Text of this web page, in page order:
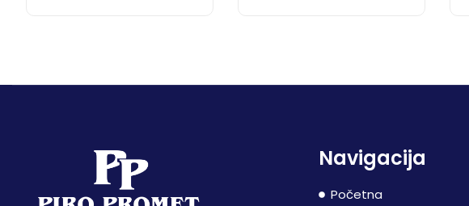
Navigacija
Početna